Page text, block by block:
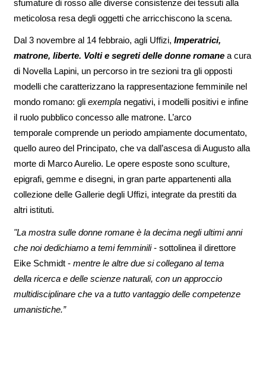
sfumature di rosso alle diverse consistenze dei tessuti alla
meticolosa resa degli oggetti che arricchiscono la scena.
Dal 3 novembre al 14 febbraio, agli Uffizi, Imperatrici,
matrone, liberte. Volti e segreti delle donne romane a cura
di Novella Lapini, un percorso in tre sezioni tra gli opposti
modelli che caratterizzano la rappresentazione femminile nel
mondo romano: gli exemplanegativi, i modelli positivi e infine
il ruolo pubblico concesso alle matrone. L’arco
temporale comprende un periodo ampiamente documentato,
quello aureo del Principato, che va dall’ascesa di Augusto alla
morte di Marco Aurelio. Le opere esposte sono sculture,
epigrafi, gemme e disegni, in gran parte appartenenti alla
collezione delle Gallerie degli Uffizi, integrate da prestiti da
altri istituti.
"La mostra sulle donne romane è la decima negli ultimi anni
che noi dedichiamo a temi femminili- sottolinea il direttore
Eike Schmidt -mentre le altre due si collegano al tema
della ricerca e delle scienze naturali, con un approccio
multidisciplinare che va a tutto vantaggio delle competenze
umanistiche.”